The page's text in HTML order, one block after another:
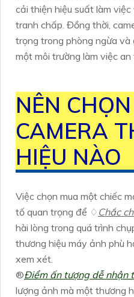
cải thiện hiệu suất làm
tranh chấp. Đồng thời,
trọng trong phòng ngừa
một môi trường làm việc
NÊN
CAMERA
HIỆU NÀO
Việc chọn mua một chiếc
tố quan trọng để ♢ Chắc
hài lòng trong quá trình
thương hiệu máy ảnh phù
xem xét.
®️Điểm ấn tượng dễ nhận
lượng ảnh mà một thương